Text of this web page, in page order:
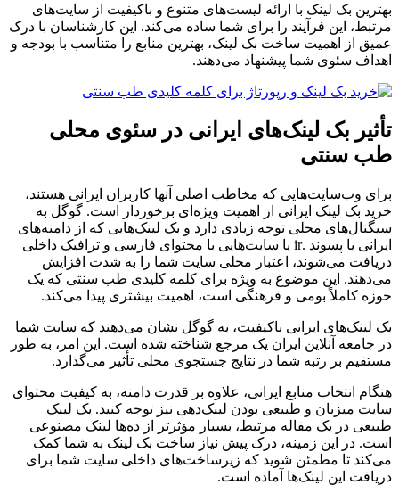
بهترین بک لینک با ارائه لیست‌های متنوع و باکیفیت از سایت‌های
مرتبط، این فرآیند را برای شما ساده می‌کند. این کارشناسان با درک
عمیق از اهمیت ساخت بک لینک، بهترین منابع را متناسب با بودجه و
اهداف سئوی شما پیشنهاد می‌دهند.
تأثیر بک لینک‌های ایرانی در سئوی محلی
طب سنتی
برای وب‌سایت‌هایی که مخاطب اصلی آنها کاربران ایرانی هستند،
خرید بک لینک ایرانی از اهمیت ویژه‌ای برخوردار است. گوگل به
سیگنال‌های محلی توجه زیادی دارد و بک لینک‌هایی که از دامنه‌های
ایرانی با پسوند .ir یا سایت‌هایی با محتوای فارسی و ترافیک داخلی
دریافت می‌شوند، اعتبار محلی سایت شما را به شدت افزایش
می‌دهند. این موضوع به ویژه برای کلمه کلیدی طب سنتی که یک
حوزه کاملاً بومی و فرهنگی است، اهمیت بیشتری پیدا می‌کند.
بک لینک‌های ایرانی باکیفیت، به گوگل نشان می‌دهند که سایت شما
در جامعه آنلاین ایران یک مرجع شناخته شده است. این امر، به طور
مستقیم بر رتبه شما در نتایج جستجوی محلی تأثیر می‌گذارد.
هنگام انتخاب منابع ایرانی، علاوه بر قدرت دامنه، به کیفیت محتوای
سایت میزبان و طبیعی بودن لینک‌دهی نیز توجه کنید. یک لینک
طبیعی در یک مقاله مرتبط، بسیار مؤثرتر از ده‌ها لینک مصنوعی
است. در این زمینه، درک پیش نیاز ساخت بک لینک به شما کمک
می‌کند تا مطمئن شوید که زیرساخت‌های داخلی سایت شما برای
دریافت این لینک‌ها آماده است.